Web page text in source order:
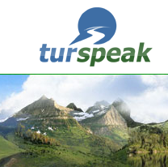
Перейти к основному содержанию